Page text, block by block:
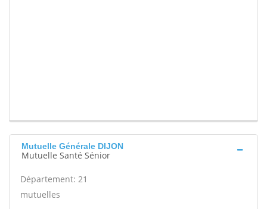
Mutuelle Générale DIJON
Mutuelle Santé Sénior
Département: 21
mutuelles